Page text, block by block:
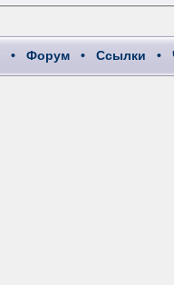
• Форум • Ссылки •